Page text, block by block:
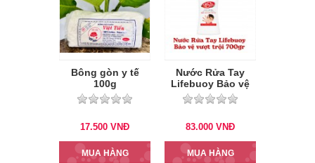
Bông gòn y tế
100g
17.500 VNĐ
MUA HÀNG
Nước Rửa Tay
Lifebuoy Bảo vệ
vượt trội 700gr
(Đỏ)
83.000 VNĐ
MUA HÀNG